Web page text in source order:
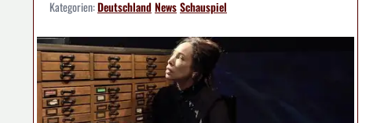
Kategorien:DeutschlandNewsSchauspiel